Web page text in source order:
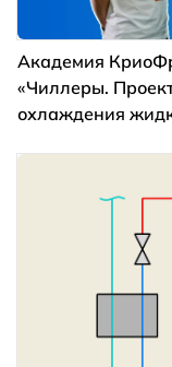
Академия
«Чиллеры.
охлаждения